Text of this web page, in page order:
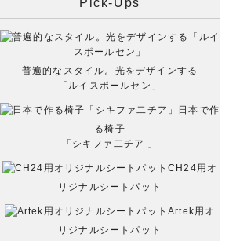
Pick-Ups
普遍的なスタイル。光をデザインする
「ルイスポールセン」
日本で作
る椅子
「シキファ二チア 」
CH24用オ
リジナルシートパット
Artek用オ
リジナルシートパット